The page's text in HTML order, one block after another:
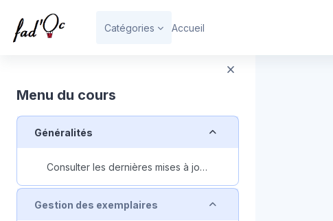
Catégories Accueil
Menu du cours
Généralités Replier
Consulter les dernières mises à jour du cours
Gestion des exemplaires Replier